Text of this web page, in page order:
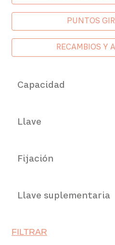
PUNTOS
RECAMBIOS Y
Capacidad - mm
Select content
Con llave
Select content
Fijación
Select content
Llave suplementaria
Select content
FILTRAR